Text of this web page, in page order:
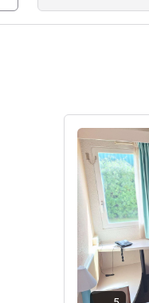
세부 정보 보기